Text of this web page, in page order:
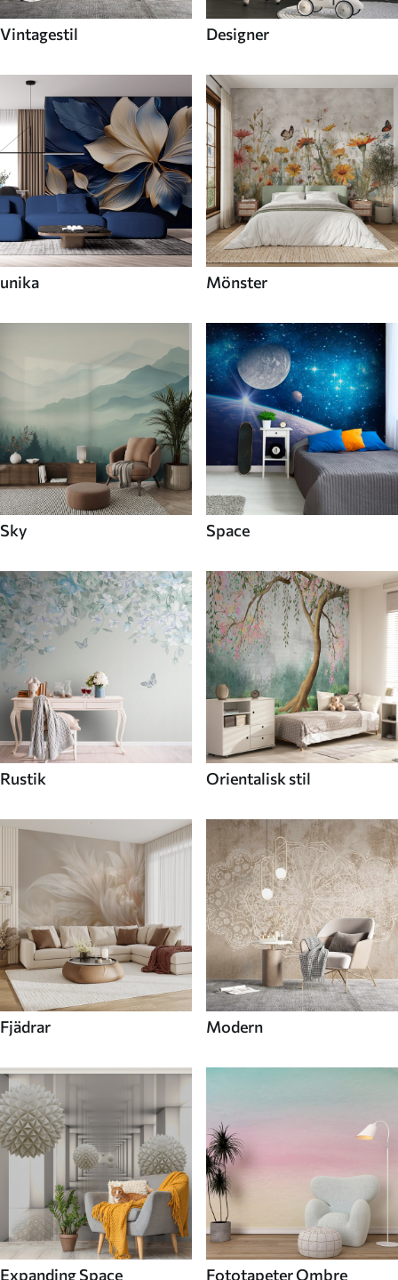
Vintagestil Designer
unika Mönster
Sky Space
Rustik Orientalisk stil
Fjädrar Modern
Expanding Space Fototapeter Ombre